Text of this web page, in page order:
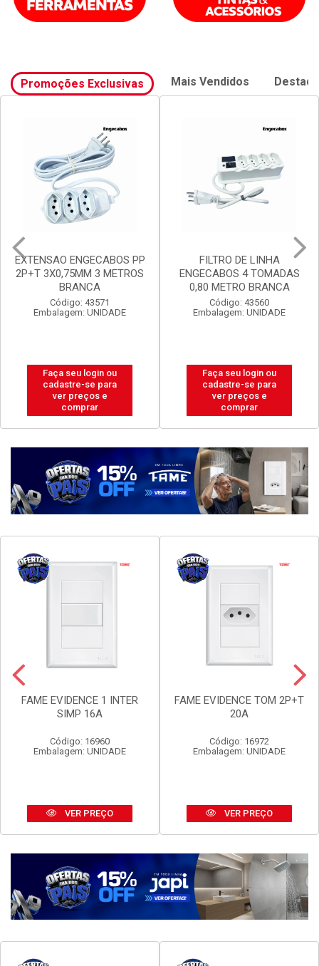
Promoções Exclusivas Mais Vendidos
FILTRO DE LINHA
ENGECABOS 4 TOMADAS
0,80 METRO BRANCA
Código: 43560
Embalagem: UNIDADE
Faça seu login ou
cadastre-se para
ver preços e
comprar
FILTRO DE LINHA
ENGECABOS 3 TOMADAS
0,80 METRO BRANCA
Código: 43558
Embalagem: UNIDADE
Faça seu login ou
cadastre-se para
ver preços e
comprar
FAME EVIDENCE 1 INTER
SIMP 16A
Código: 16960
Embalagem: UNIDADE
VER PREÇO
FAME EVIDENCE TOM 2P+T
20A
Código: 16972
Embalagem: UNIDADE
VER PREÇO